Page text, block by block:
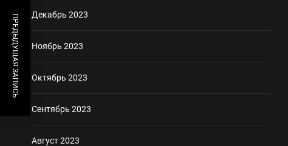
ПРЕДЫДУЩАЯ ЗАПИСЬ Декабрь 2023
Ноябрь 2023
Октябрь 2023
Сентябрь 2023
Август 2023